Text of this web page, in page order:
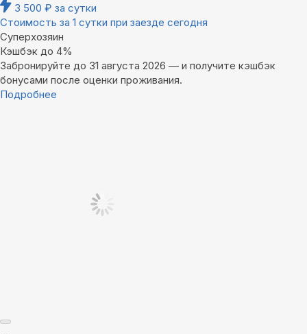
3 500 ₽ за сутки
Стоимость за 1 сутки при заезде сегодня
Суперхозяин
Кэшбэк до 4%
Забронируйте до 31 августа 2026 — и получите кэшбэк
бонусами после оценки проживания.
Подробнее